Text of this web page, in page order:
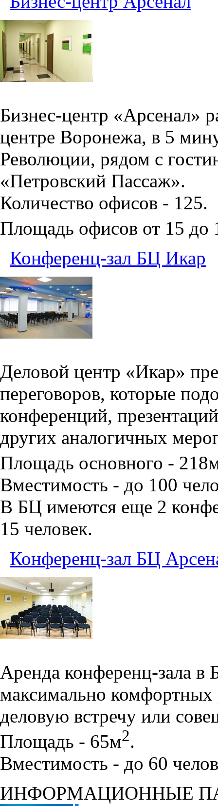
Бизнес-центр «Арсенал»
центре Воронежа, в 5
Революции, рядом с
«Петровский Пассаж».
Количество офисов - 125.
Площадь офисов от 15 до
Конференц-зал БЦ Икар
Деловой центр «Икар»
переговоров, которые
конференций,
других аналогичных
Площадь основного -
Вместимость - до 100
В БЦ имеются еще 2
15 человек.
Конференц-зал БЦ
Аренда конференц-зала в
максимально комфортных
деловую встречу или
Площадь - 65м2.
Вместимость - до 60
ИНФОРМАЦИОННЫЕ